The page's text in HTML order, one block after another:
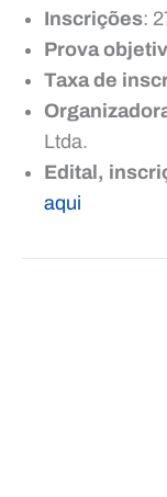
Inscrições:
Prova
Taxa de
Ltda.
Edital,
aqui